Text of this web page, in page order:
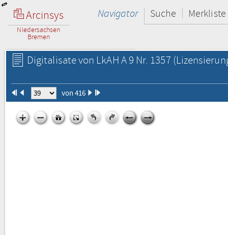
Arcinsys
Niedersachsen
Bremen
Navigator Suche Merkliste
Digitalisate von LkAH A 9 Nr. 1357
von 416